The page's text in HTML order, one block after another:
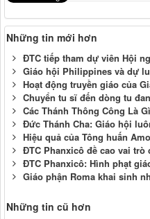
Những tin mới hơn
ĐTC tiếp tham dự viên Hội
Giáo hội Philippines và dự
Hoạt động truyền giáo của
Chuyển tu sĩ đến dòng tu
Các Thánh Thông Công Là
Đức Thánh Cha: Giáo hội
Hiệu quả của Tông huấn
ĐTC Phanxicô đề cao vai
ĐTC Phanxicô: Hình phạt
Giáo phận Roma khai sinh
Những tin cũ hơn